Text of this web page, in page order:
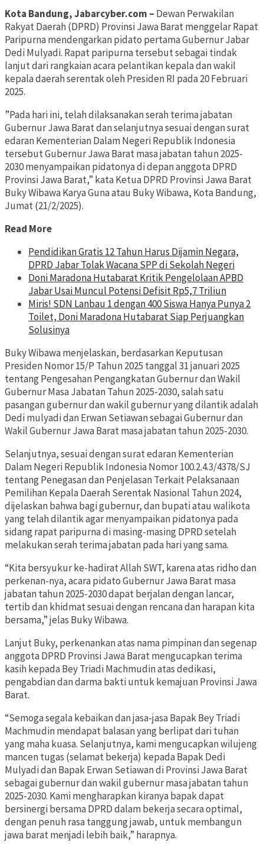
Kota Bandung, Jabarcyber.com – Dewan Perwakilan
Rakyat Daerah (DPRD) Provinsi Jawa Barat menggelar Rapat
Paripurna mendengarkan pidato pertama Gubernur Jabar
Dedi Mulyadi. Rapat paripurna tersebut sebagai tindak
lanjut dari rangkaian acara pelantikan kepala dan wakil
kepala daerah serentak oleh Presiden RI pada 20 Februari
2025.
”Pada hari ini, telah dilaksanakan serah terima jabatan
Gubernur Jawa Barat dan selanjutnya sesuai dengan surat
edaran Kementerian Dalam Negeri Republik Indonesia
tersebut Gubernur Jawa Barat masa jabatan tahun 2025-
2030 menyampaikan pidatonya di depan anggota DPRD
Provinsi Jawa Barat,” kata Ketua DPRD Provinsi Jawa Barat
Buky Wibawa Karya Guna atau Buky Wibawa, Kota Bandung,
Jumat (21/2/2025).
Read More
Pendidikan Gratis 12 Tahun Harus Dijamin Negara,
DPRD Jabar Tolak Wacana SPP di Sekolah Negeri
Doni Maradona Hutabarat Kritik Pengelolaan APBD
Jabar Usai Muncul Potensi Defisit Rp5,7 Triliun
Miris! SDN Lanbau 1 dengan 400 Siswa Hanya Punya 2
Toilet, Doni Maradona Hutabarat Siap Perjuangkan
Solusinya
Buky Wibawa menjelaskan, berdasarkan Keputusan
Presiden Nomor 15/P Tahun 2025 tanggal 31 januari 2025
tentang Pengesahan Pengangkatan Gubernur dan Wakil
Gubernur Masa Jabatan Tahun 2025-2030, salah satu
pasangan gubernur dan wakil gubernur yang dilantik adalah
Dedi mulyadi dan Erwan Setiawan sebagai Gubernur dan
Wakil Gubernur Jawa Barat masa jabatan tahun 2025-2030.
Selanjutnya, sesuai dengan surat edaran Kementerian
Dalam Negeri Republik Indonesia Nomor 100.2.4.3/4378/SJ
tentang Penegasan dan Penjelasan Terkait Pelaksanaan
Pemilihan Kepala Daerah Serentak Nasional Tahun 2024,
dijelaskan bahwa bagi gubernur, dan bupati atau walikota
yang telah dilantik agar menyampaikan pidatonya pada
sidang rapat paripurna di masing-masing DPRD setelah
melakukan serah terima jabatan pada hari yang sama.
“Kita bersyukur ke-hadirat Allah SWT, karena atas ridho dan
perkenan-nya, acara pidato Gubernur Jawa Barat masa
jabatan tahun 2025-2030 dapat berjalan dengan lancar,
tertib dan khidmat sesuai dengan rencana dan harapan kita
bersama,” jelas Buky Wibawa.
Lanjut Buky, perkenankan atas nama pimpinan dan segenap
anggota DPRD Provinsi Jawa Barat mengucapkan terima
kasih kepada Bey Triadi Machmudin atas dedikasi,
pengabdian dan darma bakti untuk kemajuan Provinsi Jawa
Barat.
“Semoga segala kebaikan dan jasa-jasa Bapak Bey Triadi
Machmudin mendapat balasan yang berlipat dari tuhan
yang maha kuasa. Selanjutnya, kami mengucapkan wilujeng
mancen tugas (selamat bekerja) kepada Bapak Dedi
Mulyadi dan Bapak Erwan Setiawan di Provinsi Jawa Barat
sebagai gubernur dan wakil gubernur masa jabatan tahun
2025-2030. Kami mengharapkan kiranya bapak dapat
bersinergi bersama DPRD dalam bekerja secara optimal,
dengan penuh rasa tanggung jawab, untuk membangun
jawa barat menjadi lebih baik,” harapnya.